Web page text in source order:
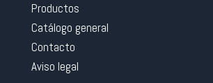
Productos
Catálogo general
Contacto
Aviso legal